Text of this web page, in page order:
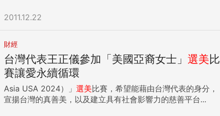
入一個很棒的App新創公司，雖然風險高起薪低，但對我來說
像拼拼圖一樣，邏輯上正確的答案會更容易找到。 同樣的邏輯
也適用在第二個例子：我們該去哪裡唸書？誰能夠百分之百肯
定的說美國任何學位都比亞洲好？反之亦然。我們無法正確的
回答這個問題，因為我們應該要先問自己：「畢業之後想做什
麼？我們有了這個學位之後想做什麼，而什麼是我們理想上想
要追尋的職業？」 比如說，如果我們想要在紐約的投資銀行工
2011.12.22
財經
台灣代表王正儀參加「美國亞裔女士」 選美比
賽讓愛永續循環
Asia USA 2024）」 選美比賽，希望能藉由台灣代表的身分，
宣揚台灣的真善美，以及建立具有社會影響力的慈善平台...